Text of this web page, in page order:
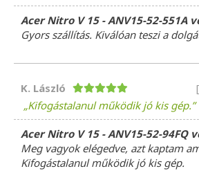
Acer Nitro V 15 - ANV15-52-551A
Gyors szállítás. Kiválóan teszi a
K. László
Kifogástalanul működik jó kis gép.
Acer Nitro V 15 - ANV15-52-94FQ
Meg vagyok elégedve, azt kaptam
Kifogástalanul működik jó kis gép.